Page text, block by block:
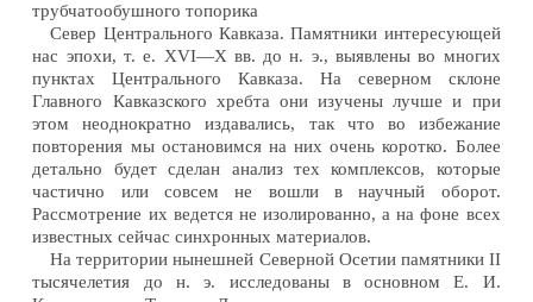
трубчатообушного топорика
Север Центрального Кавказа. Памятники интересующей
нас эпохи, т. е. XVI—X вв. до н. э., выявлены во многих
пунктах Центрального Кавказа. На северном склоне
Главного Кавказского хребта они изучены лучше и при
этом неоднократно издавались, так что во избежание
повторения мы остановимся на них очень коротко. Более
детально будет сделан анализ тех комплексов, которые
частично или совсем не вошли в научный оборот.
Рассмотрение их ведется не изолированно, а на фоне всех
известных сейчас синхронных материалов.
На территории нынешней Северной Осетии памятники II
тысячелетия до н. э. исследованы в основном Е. И.